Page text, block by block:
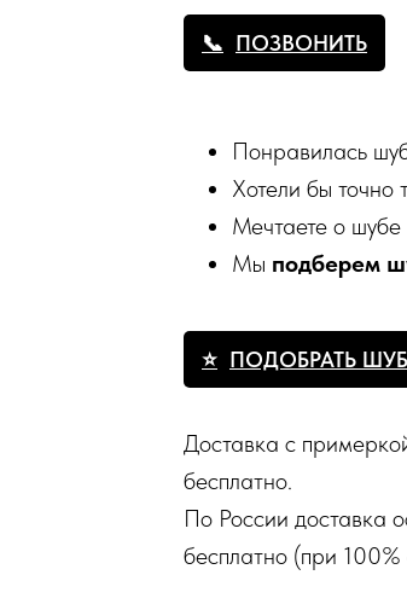
ПОЗВОНИТЬ
Понравилась
Хотели бы точно
Мечтаете о
Мы подберем
ПОДОБРАТЬ
Доставка с
бесплатно.
По России доставка
бесплатно (при 100%